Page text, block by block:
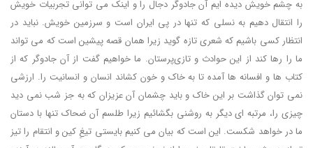
به چشم خویش دیده ایم آن جادوگر دجال را و اینک می توانی تجربیات خویش
را انتقال دهیم به نسلی که تنها در پی ایران است و سرزمین خویش. نباید در
انتظار کسی باشیم که شعری تازه گوید زیرا همان قصه پیشین است که می تواند
ما را رها کند از این حوادث و تازی‌پرستان. ما خواهیم گفت از آن جادوگر که از
کتاب ها و افسانه ها آمده تا به خاک و خون کشاند انسان و انسانیت را. ارزشی
نمی توان گذاشت بر این خاک و باید چشمان آن عزیزان که به جز شب نمی دید
چیزی را، مرتبه ای دیگر به روشنی بگشائیم زیرا طلسم آن ضحاک تنها با دستان
ما در خواهد شکست. این است که بیان می کنیم بایستی تیغِ کین و انتقام را تیز